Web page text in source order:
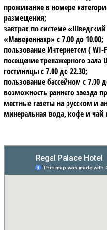
проживание в номере
размещения;
завтрак по системе
«Мавереннахр» с 7.00 до 10.00;
пользование Интернетом ( WI-
посещение тренажерного зала
гостиницы c 7.00 до 22.30;
пользование бассейном с 7.00
возможность раннего заезда
местные газеты на русском и
минеральная вода, кофе и чай